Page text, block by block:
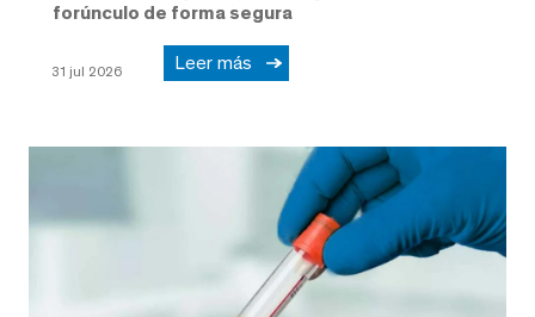
forúnculo de forma segura
31 jul 2026 Leer más